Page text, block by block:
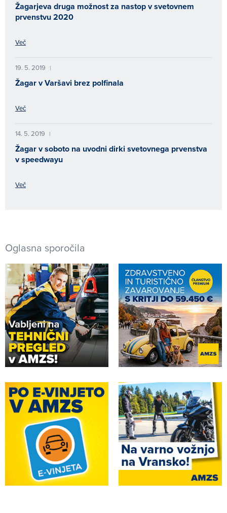
Žagarjeva druga možnost za nastop v svetovnem
prvenstvu 2020
Več
19. 5. 2019 |
Žagar v Varšavi brez polfinala
Več
14. 5. 2019 |
Žagar v soboto na uvodni dirki svetovnega prvenstva
v speedwayu
Več
Oglasna sporočila